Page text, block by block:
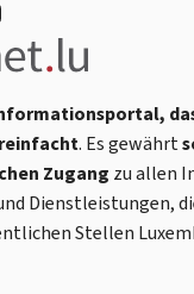
. Es gewährt
Zugang zu allen
Dienstleistungen,
Stellen